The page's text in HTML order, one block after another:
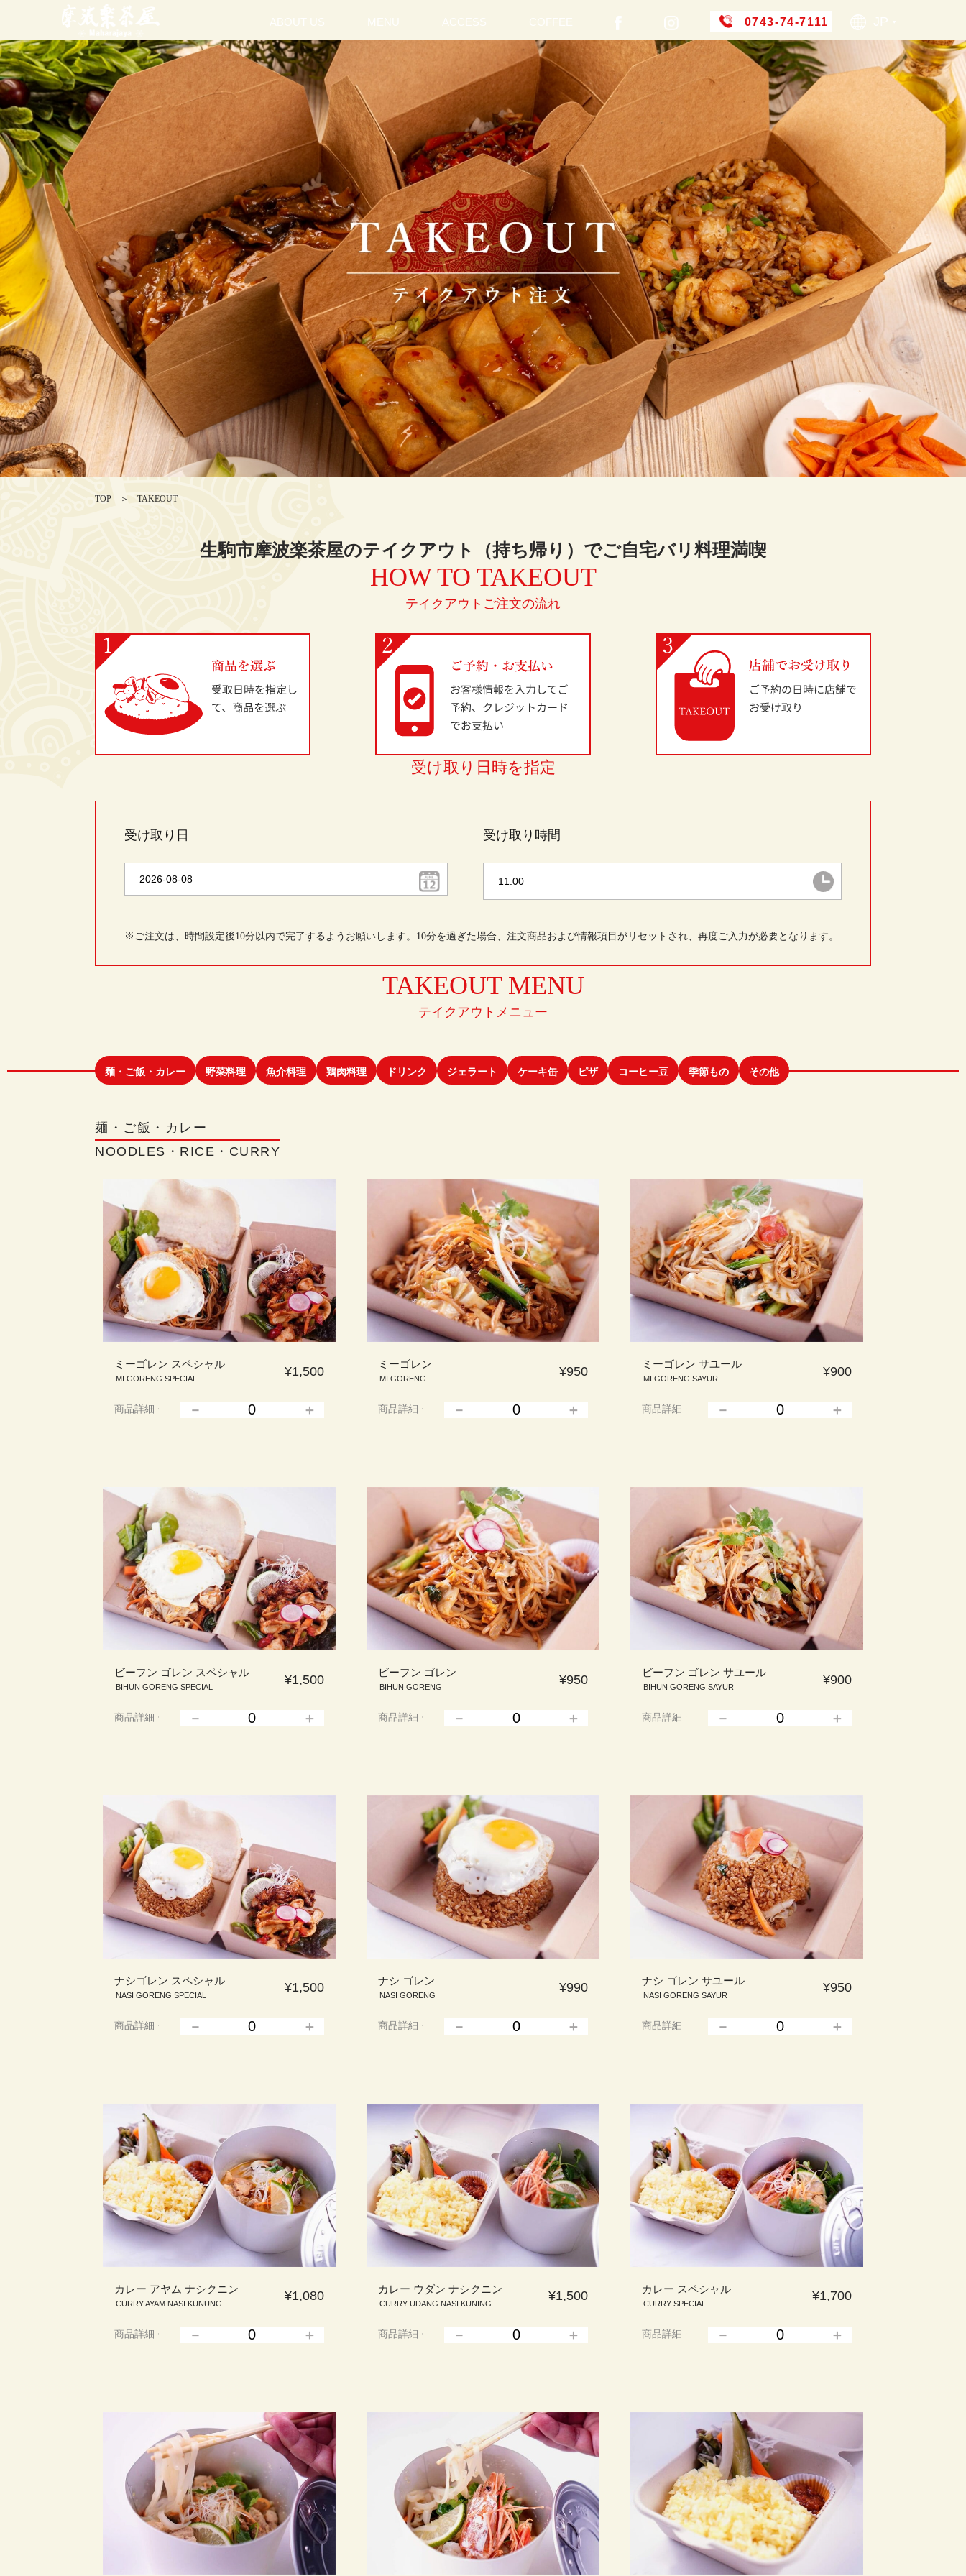
ABOUT US MENU ACCESS COFFEE 0743-74-7111 JP ▶︎
TOP ＞ TAKEOUT
生駒市摩波楽茶屋のテイクアウト（持ち帰り）でご自宅バリ料理満喫
HOW TO TAKEOUT
テイクアウトご注文の流れ
受け取り日時を指定
受け取り日 受け取り時間
※ご注文は、時間設定後10分以内で完了するようお願いします。10分を過ぎた場合、注文商品および情報項目がリセットされ、再度ご入力が必要となります。
TAKEOUT MENU
テイクアウトメニュー
麺・ご飯・カレー 野菜料理 魚介料理 鶏肉料理 ドリンク ジェラート ケーキ缶 ピザ コーヒー豆 季節もの その他
麺・ご飯・カレー
NOODLES・RICE・CURRY
ミーゴレン スペシャル
MI GORENG SPECIAL
¥1,500
商品詳細
ミーゴレン
MI GORENG
¥950
商品詳細
ミーゴレン サユール
MI GORENG SAYUR
¥900
商品詳細
ビーフン ゴレン スペシャル
BIHUN GORENG SPECIAL
¥1,500
商品詳細 ▲
ビーフン ゴレン
BIHUN GORENG
¥950
商品詳細 ▲
ビーフン ゴレン サユール
BIHUN GORENG SAYUR
¥900
商品詳細 ▲
ナシゴレン スペシャル
NASI GORENG SPECIAL
¥1,500
商品詳細
ナシ ゴレン
NASI GORENG
¥990
商品詳細
ナシ ゴレン サユール
NASI GORENG SAYUR
¥950
商品詳細
カレー アヤム ナシクニン
CURRY AYAM NASI KUNUNG
¥1,080
商品詳細
カレー ウダン ナシクニン
CURRY UDANG NASI KUNING
¥1,500
商品詳細
カレー スペシャル
CURRY SPECIAL
¥1,700
商品詳細